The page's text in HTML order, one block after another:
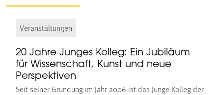
Veranstaltungen
20 Jahre Junges Kolleg: Ein Jubiläum
für Wissenschaft, Kunst und neue
Perspektiven
Seit seiner Gründung im Jahr 2006 ist das Junge Kolleg der